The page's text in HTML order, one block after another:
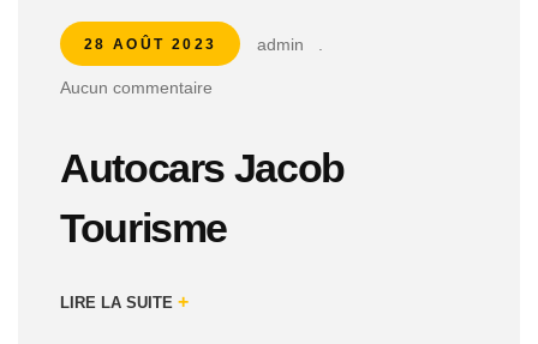
28 AOÛT 2023 admin
Aucun commentaire
Autocars Jacob
Tourisme
LIRE LA SUITE +